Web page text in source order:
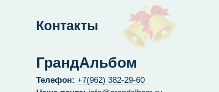
ГрандАльбом
Телефон: +7(962) 382-29-60
Контакты